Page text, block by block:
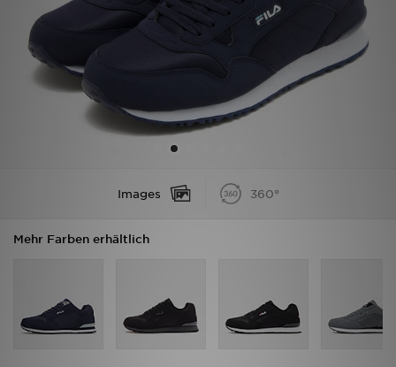
Images 360°
Mehr Farben erhältlich
Kinder
Bestsellers
JD Exklusives
Filialfinder
Mein JD